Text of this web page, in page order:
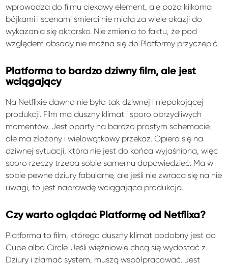
wprowadza do filmu ciekawy element, ale poza kilkoma
bójkami i scenami śmierci nie miała za wiele okazji do
wykazania się aktorsko. Nie zmienia to faktu, że pod
względem obsady nie można się do Platformy przyczepić.
Platforma to bardzo dziwny film, ale jest
wciągający
Na Netflixie dawno nie było tak dziwnej i niepokojącej
produkcji. Film ma duszny klimat i sporo obrzydliwych
momentów. Jest oparty na bardzo prostym schemacie,
ale ma złożony i wielowątkowy przekaz. Opiera się na
dziwnej sytuacji, która nie jest do końca wyjaśniona, więc
sporo rzeczy trzeba sobie samemu dopowiedzieć. Ma w
sobie pewne dziury fabularne, ale jeśli nie zwraca się na nie
uwagi, to jest naprawdę wciągająca produkcja.
Czy warto oglądać Platformę od Netflixa?
Platforma to film, którego duszny klimat podobny jest do
Cube albo Circle. Jeśli więźniowie chcą się wydostać z
Dziury i złamać system, muszą współpracować. Jest